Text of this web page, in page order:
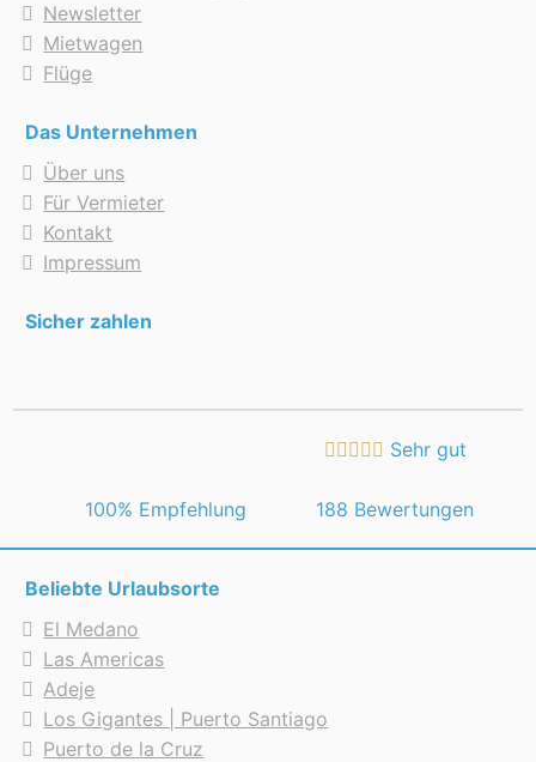
Newsletter
Mietwagen
Flüge
Das Unternehmen
Über uns
Für Vermieter
Kontakt
Impressum
Sicher zahlen
Sehr gut
100% Empfehlung 188 Bewertungen
Beliebte Urlaubsorte
El Medano
Las Americas
Adeje
Los Gigantes | Puerto Santiago
Puerto de la Cruz